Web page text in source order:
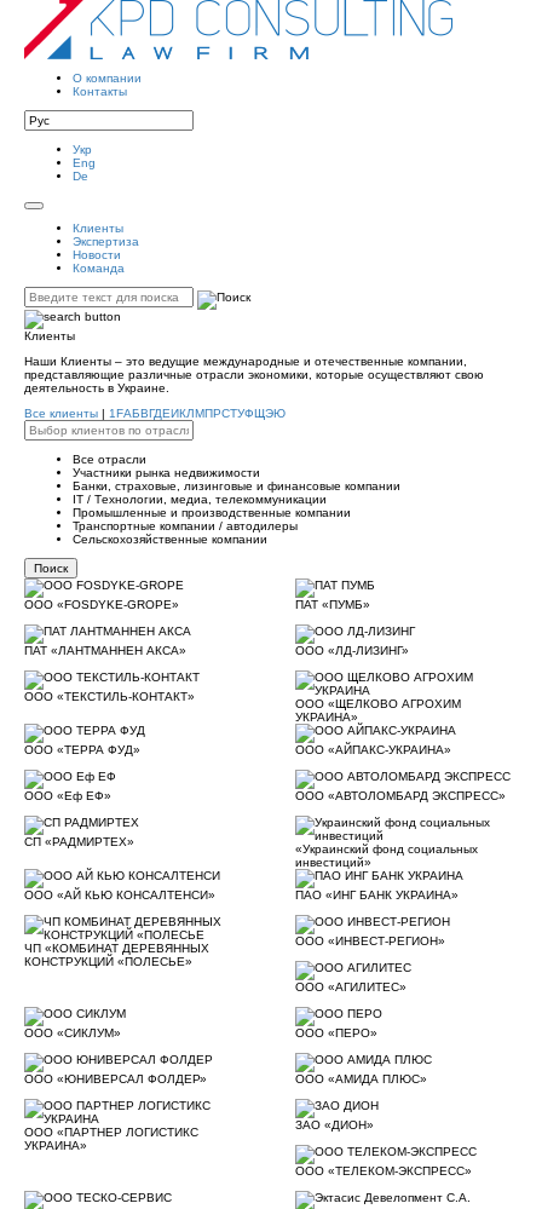
О компании
Контакты
Укр
Eng
De
Клиенты
Экспертиза
Новости
Команда
Клиенты
Наши Клиенты – это ведущие международные и отечественные компании,
представляющие различные отрасли экономики, которые осуществляют свою
деятельность в Украине.
Все клиенты | 1FАБВГДЕИКЛМПРСТУФЩЭЮ
Все отрасли
Участники рынка недвижимости
Банки, страховые, лизинговые и финансовые компании
IT / Tехнологии, медиа, телекоммуникации
Промышленные и производственные компании
Транспортные компании / автодилеры
Сельскохозяйственные компании
ООО «FOSDYKE-GROPE» ПАТ «ПУМБ»
ПАТ «ЛАНТМАННЕН АКСА» ООО «ЛД-ЛИЗИНГ»
ООО «ТЕКСТИЛЬ-КОНТАКТ»
ООО «ЩЕЛКОВО АГРОХИМ
УКРАИНА»
ООО «ТЕРРА ФУД» ООО «АЙПАКС-УКРАИНА»
ООО «Еф ЕФ» ООО «АВТОЛОМБАРД ЭКСПРЕСС»
СП «РАДМИРТЕХ»
«Украинский фонд социальных
инвестиций»
ООО «АЙ КЬЮ КОНСАЛТЕНСИ» ПАО «ИНГ БАНК УКРАИНА»
ЧП «КОМБИНАТ ДЕРЕВЯННЫХ
КОНСТРУКЦИЙ «ПОЛЕСЬЕ»
ООО «ИНВЕСТ-РЕГИОН»
ООО «АГИЛИТЕС»
ООО «СИКЛУМ» ООО «ПЕРО»
ООО «ЮНИВЕРСАЛ ФОЛДЕР» ООО «АМИДА ПЛЮС»
ООО «ПАРТНЕР ЛОГИСТИКС
УКРАИНА»
ЗАО «ДИОН»
ООО «ТЕЛЕКОМ-ЭКСПРЕСС»